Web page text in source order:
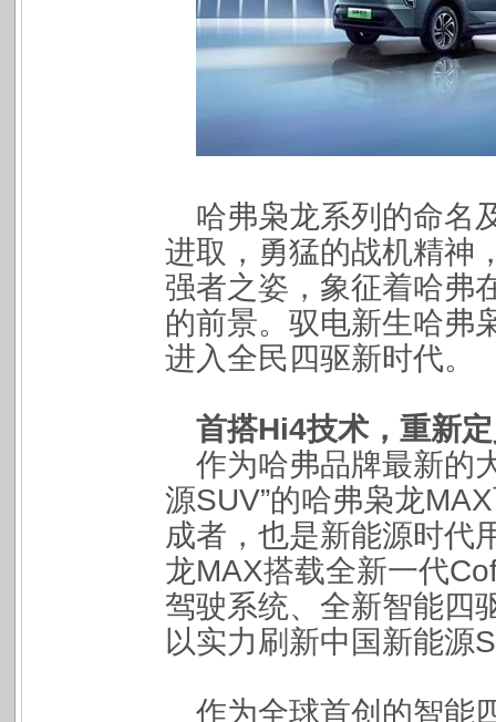
哈弗枭龙系列的命名
进取，勇猛的战机精神
强者之姿，象征着哈弗
的前景。驭电新生哈弗
进入全民四驱新时代。
首搭Hi4技术，重新
作为哈弗品牌最新的
源SUV”的哈弗枭龙
成者，也是新能源时代
龙MAX搭载全新一代
驾驶系统、全新智能四
以实力刷新中国新能源
作为全球首创的智能